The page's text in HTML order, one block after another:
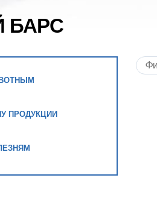
БАРС
ПРОДУКЦИИ